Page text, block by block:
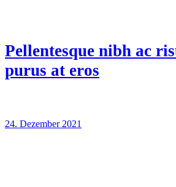
Pellentesque nibh ac
purus at eros
24. Dezember 2021